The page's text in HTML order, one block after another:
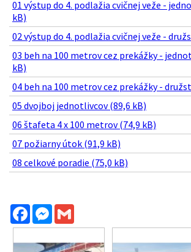
01 výstup do 4. podlažia cvičnej veže -
kB)
02 výstup do 4. podlažia cvičnej veže -
03 beh na 100 metrov cez prekážky -
kB)
04 beh na 100 metrov cez prekážky -
05 dvojboj jednotlivcov (89,6 kB)
06 štafeta 4 x 100 metrov (74,9 kB)
07 požiarny útok (91,9 kB)
08 celkové poradie (75,0 kB)
FacebookMessenger